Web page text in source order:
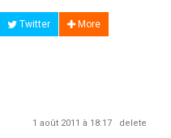
Twitter More
1 août 2011 à 18:17 delete